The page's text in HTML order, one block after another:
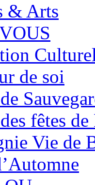
& Arts
de soi
fêtes
Vie de